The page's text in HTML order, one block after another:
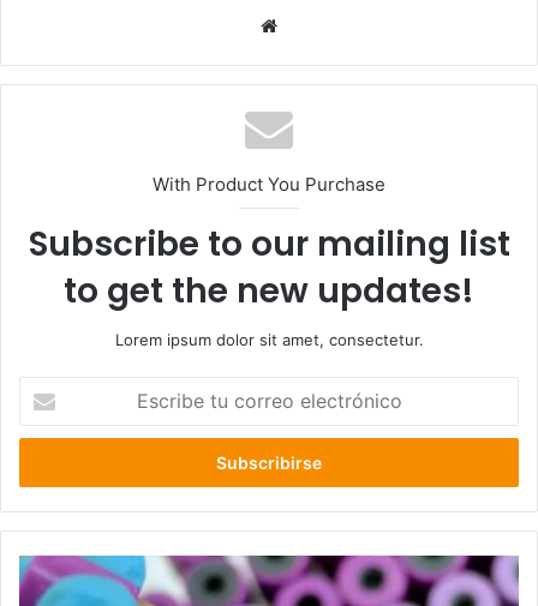
With Product You Purchase
Subscribe to our mailing list
to get the new updates!
Lorem ipsum dolor sit amet, consectetur.
correo
Lactante
de